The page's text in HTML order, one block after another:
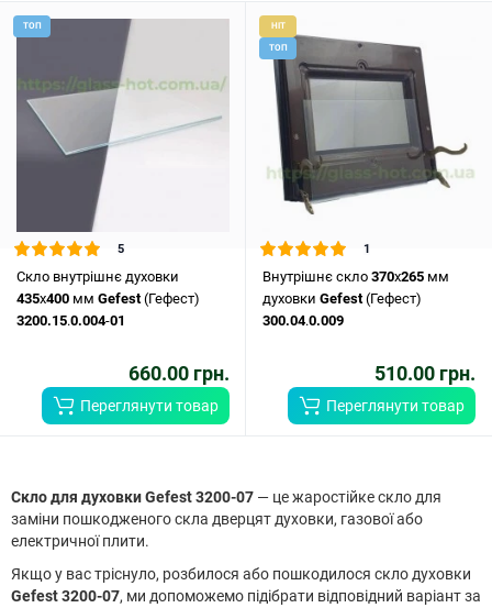
ТОП
5
Скло внутрішнє духовки
435x400 мм Gefest(Гефест)
3200.15.0.004-01
660.00 грн.
Переглянути товар
HIT
ТОП
1
Внутрішнє скло 370x265 мм
духовки Gefest(Гефест)
300.04.0.009
510.00 грн.
Переглянути товар
Скло для духовки Gefest 3200-07 — це жаростійке скло для
заміни пошкодженого скла дверцят духовки, газової або
електричної плити.
Якщо у вас тріснуло, розбилося або пошкодилося скло духовки
Gefest 3200-07, ми допоможемо підібрати відповідний варіант за